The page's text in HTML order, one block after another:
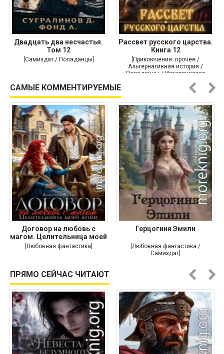
Двадцать два несчастья.
Том 12
[Самиздат / Попаданцы]
Рассвет русского царства.
Книга 12
[Приключения: прочее /
Альтернативная история /
Попаданцы / Исторические
САМЫЕ КОММЕНТИРУЕМЫЕ
Договор на любовь с
магом. Целительница моей
души
[Любовная фантастика]
Герцогиня Эмили
[Любовная фантастика /
Самиздат]
ПРЯМО СЕЙЧАС ЧИТАЮТ